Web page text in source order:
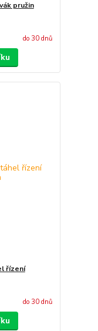
pružin
do 30 dnů
řízení
do 30 dnů